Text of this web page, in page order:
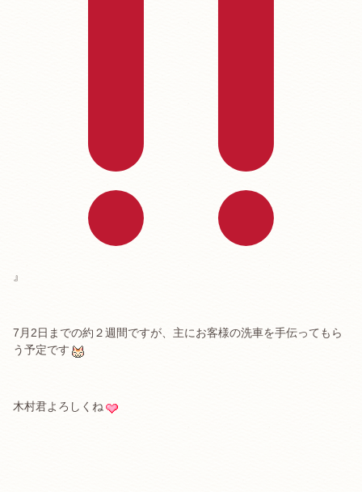
』
7月2日までの約２週間ですが、主にお客様の洗車を手伝ってもら
う予定です
木村君よろしくね